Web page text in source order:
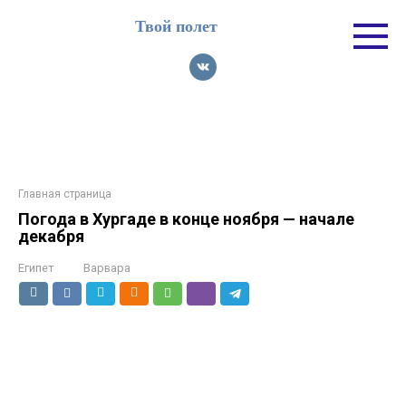
Твой полет
Главная страница
Погода в Хургаде в конце ноября — начале
декабря
Египет Варвара